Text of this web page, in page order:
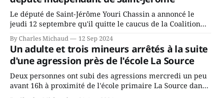
Le député de Saint-Jérôme Youri Chassin a annoncé le
jeudi 12 septembre qu'il quitte le caucus de la Coalition
Avenir Québec de François Legault parce qu'il est déçu du
gouvernement de la CAQ, surtout de son incapacité, qu'il
juge chronique, à offrir des
By Charles Michaud 12 Sep 2024
Un adulte et trois mineurs arrêtés à la suite
d'une agression près de l'école La Source
Deux personnes ont subi des agressions mercredi un peu
avant 16h à proximité de l'école primaire La Source dans
le secteur Bellefeuille de Saint-Jérôme. L'une de deux